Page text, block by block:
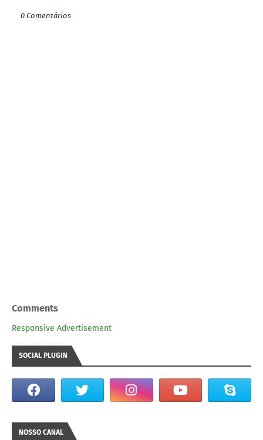
0 Comentários
Comments
Responsive Advertisement
SOCIAL PLUGIN
NOSSO CANAL